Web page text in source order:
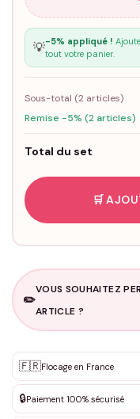
💡-5% appliqué !
tout votre panier.
Sous-total (2articles)
Remise -5% (2 articles)
Total du set
🛒
✏️
VOUS SOUHAITEZ
ARTICLE ?
✨ Personnalisation
DEVIS GRATUIT ·
Que souhaitez-vous ?*
🇫🇷Flocage en France
🔒Paiement 100% sécurisé